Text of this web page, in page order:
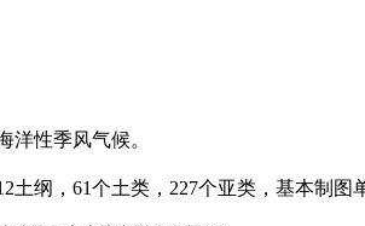
洋性季风气候。
纲，61个土类，227个亚类，基本制图